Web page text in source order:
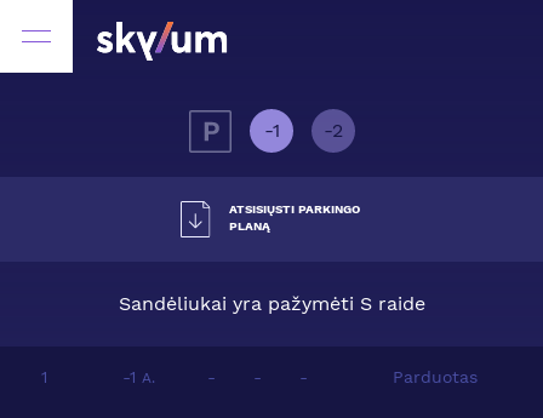
-1 -2
ATSISIŲSTI PARKINGO
PLANĄ
Sandėliukai yra pažymėti S raide
1 -1 A. - - - Parduotas